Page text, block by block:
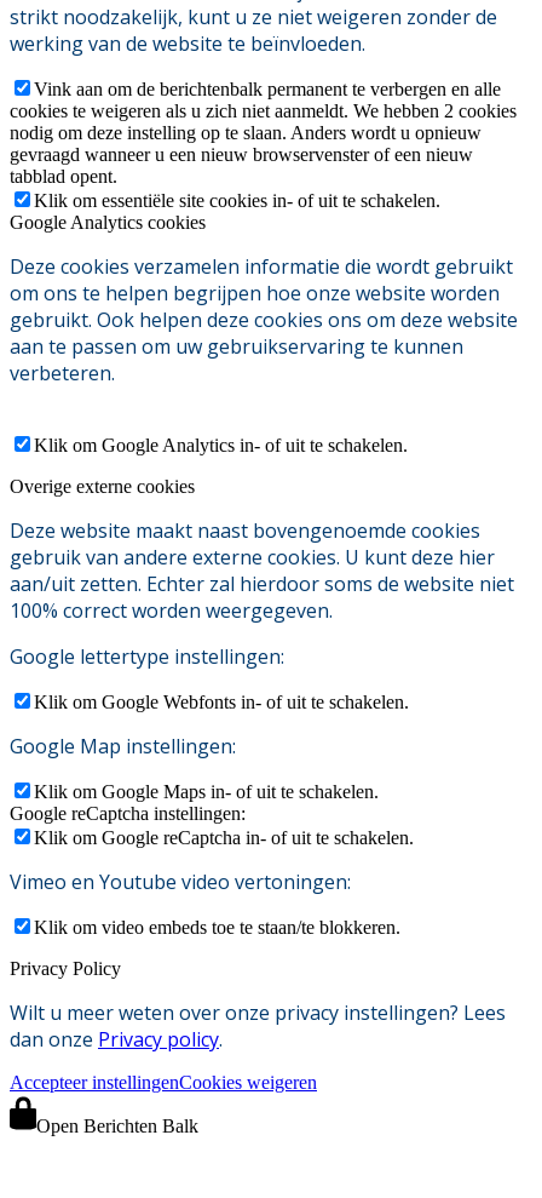
strikt noodzakelijk, kunt u ze niet weigeren zonder de
werking van de website te beïnvloeden.
Vink aan om de berichtenbalk permanent te verbergen en alle
cookies te weigeren als u zich niet aanmeldt. We hebben 2 cookies
nodig om deze instelling op te slaan. Anders wordt u opnieuw
gevraagd wanneer u een nieuw browservenster of een nieuw
tabblad opent.
Klik om essentiële site cookies in- of uit te schakelen.
Google Analytics cookies
Deze cookies verzamelen informatie die wordt gebruikt
om ons te helpen begrijpen hoe onze website worden
gebruikt. Ook helpen deze cookies ons om deze website
aan te passen om uw gebruikservaring te kunnen
verbeteren.
Klik om Google Analytics in- of uit te schakelen.
Overige externe cookies
Deze website maakt naast bovengenoemde cookies
gebruik van andere externe cookies. U kunt deze hier
aan/uit zetten. Echter zal hierdoor soms de website niet
100% correct worden weergegeven.
Google lettertype instellingen:
Klik om Google Webfonts in- of uit te schakelen.
Google Map instellingen:
Klik om Google Maps in- of uit te schakelen.
Google reCaptcha instellingen:
Klik om Google reCaptcha in- of uit te schakelen.
Vimeo en Youtube video vertoningen:
Klik om video embeds toe te staan/te blokkeren.
Privacy Policy
Wilt u meer weten over onze privacy instellingen? Lees
dan onze Privacy policy.
Accepteer instellingenCookies weigeren
Open Berichten Balk